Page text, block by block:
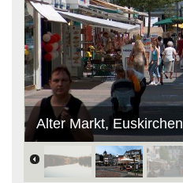
Alter Markt, Euskirchen